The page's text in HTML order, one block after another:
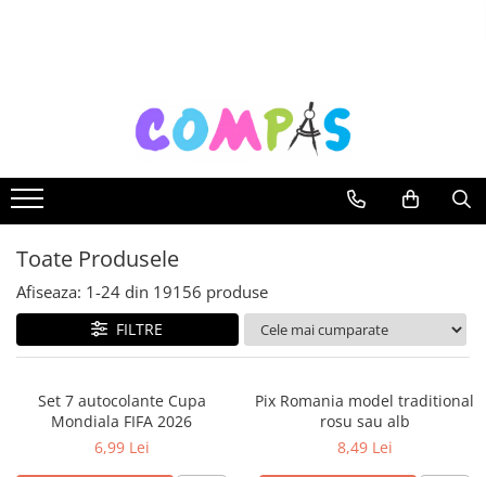
Noutăți Librăria Compas
Souvenir România
Rechizite școlare
Instrumente de scris
Stilouri școlare
Rollere și finelinere
Markere și textmarkere
Creioane grafice
Creioane colorate
Creioane cerate
Toate Produsele
Afiseaza: 1-24 din 19156 produse
FILTRE
Set 7 autocolante Cupa
Mondiala FIFA 2026
6,99 Lei
Pix Romania model traditional
rosu sau alb
8,49 Lei